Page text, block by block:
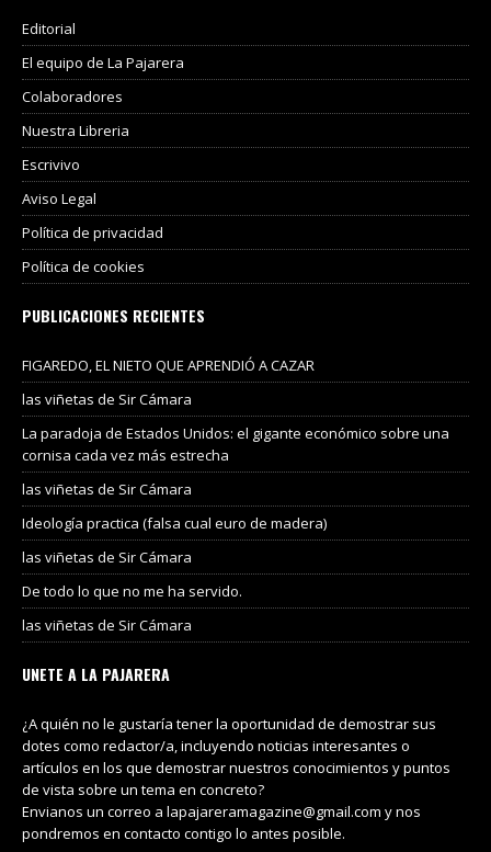
Editorial
El equipo de La Pajarera
Colaboradores
Nuestra Libreria
Escrivivo
Aviso Legal
Política de privacidad
Política de cookies
PUBLICACIONES RECIENTES
FIGAREDO, EL NIETO QUE APRENDIÓ A CAZAR
las viñetas de Sir Cámara
La paradoja de Estados Unidos: el gigante económico sobre una
cornisa cada vez más estrecha
las viñetas de Sir Cámara
Ideología practica (falsa cual euro de madera)
las viñetas de Sir Cámara
De todo lo que no me ha servido.
las viñetas de Sir Cámara
UNETE A LA PAJARERA
¿A quién no le gustaría tener la oportunidad de demostrar sus
dotes como redactor/a, incluyendo noticias interesantes o
artículos en los que demostrar nuestros conocimientos y puntos
de vista sobre un tema en concreto?
Envianos un correo a lapajareramagazine@gmail.com y nos
pondremos en contacto contigo lo antes posible.